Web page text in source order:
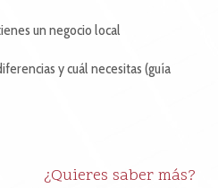
un negocio local
y cuál necesitas (guía
¿Quieres saber más?